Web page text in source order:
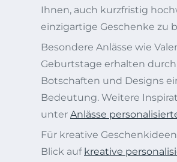
Ihnen, auch kurzfristig
einzigartige Geschenke zu
Besondere Anlässe wie
Geburtstage erhalten
Botschaften und Designs
Bedeutung. Weitere
unter Anlässe
Für kreative
Blick auf kreative